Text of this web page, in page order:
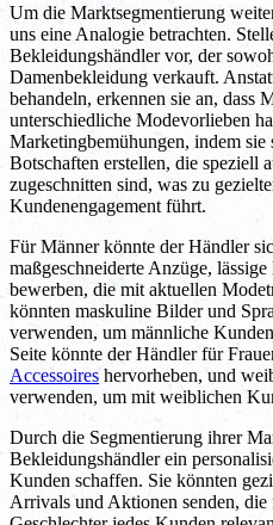
Um die Marktsegmentierung
uns eine Analogie betrachten.
Bekleidungshändler vor, der
Damenbekleidung verkauft.
behandeln, erkennen sie an, dass
unterschiedliche Modevorlieben
Marketingbemühungen, indem sie
Botschaften erstellen, die speziell
zugeschnitten sind, was zu
Kundenengagement führt.
Für Männer könnte der Händler
maßgeschneiderte Anzüge,
bewerben, die mit aktuellen
könnten maskuline Bilder und
verwenden, um männliche
Seite könnte der Händler für
Accessoires hervorheben, und
verwenden, um mit weiblichen
Durch die Segmentierung ihrer
Bekleidungshändler ein
Kunden schaffen. Sie könnten
Arrivals und Aktionen senden,